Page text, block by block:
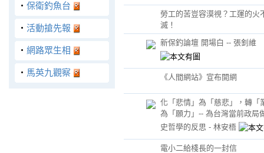
‧ 保衛釣魚台
‧ 活動搶先報
‧ 網路眾生相
‧ 馬英九觀察
勞工的苦豈容漠視？工運的火
滅！
新保釣論壇 開場白 -- 張釗維
《人間網站》宣布開網
化「悲情」為「慈悲」，轉「
為「願力」-- 為台灣當前政局
史哲學的反思 - 林安梧
電小二給棧長的一封信